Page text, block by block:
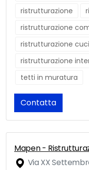
ristrutturazione
ristrutturazione
ristrutturazione
ristrutturazione
tetti in muratura
Contatta
Mapen -
Via XX